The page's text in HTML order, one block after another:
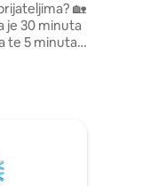
🏡
te 5 minuta
su plahte,